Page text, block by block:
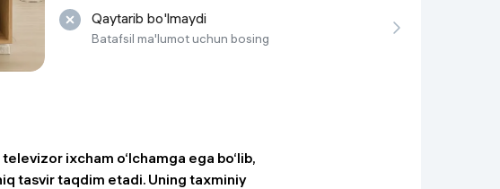
ko'zoynaklariQaytarib bo'lmaydi
Batafsil ma'lumot uchun bosing
ixcham o‘lchamga ega bo‘lib,
tasvir taqdim etadi. Uning taxminiy